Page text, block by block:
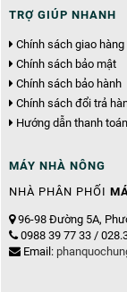
TRỢ GIÚP NHANH
Chính sách giao hàng
Chính sách bảo mật
Chính sách bảo hành
Chính sách đổi trả
Hướng dẫn thanh toán
MÁY NHÀ NÔNG
NHÀ PHÂN PHỐI
96-98 Đường 5A,
0988 39 77 33 /
Email: